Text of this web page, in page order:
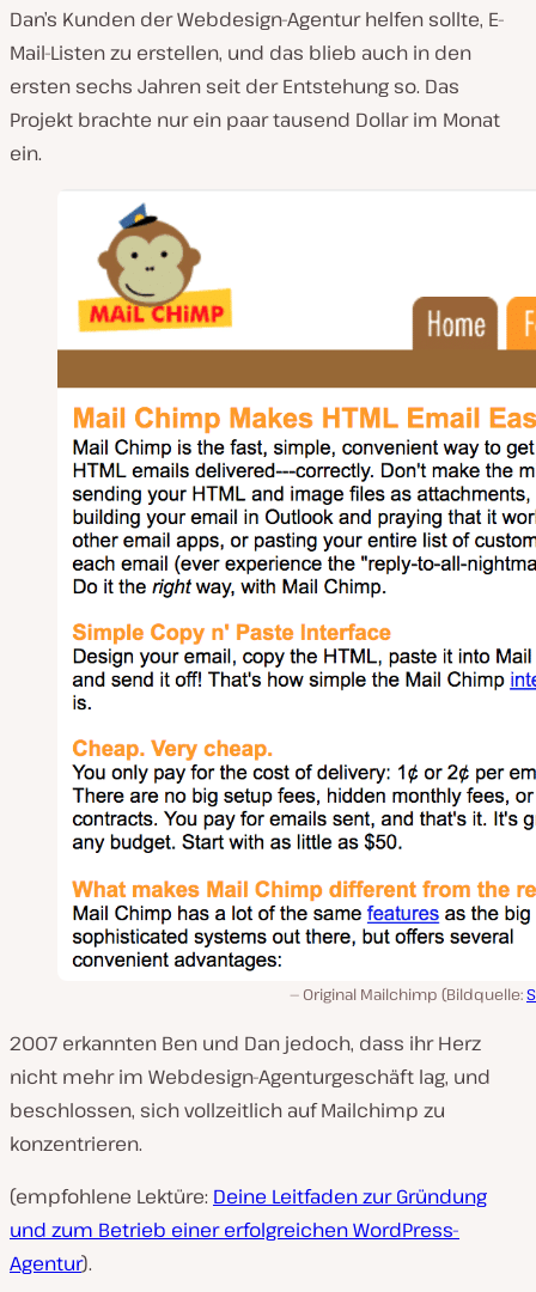
Dan’s Kunden der Webdesign-Agentur helfen sollte, E-
Mail-Listen zu erstellen, und das blieb auch in den
ersten sechs Jahren seit der Entstehung so. Das
Projekt brachte nur ein paar tausend Dollar im Monat
ein.
Original Mailchimp (Bildquelle:
2007 erkannten Ben und Dan jedoch, dass ihr Herz
nicht mehr im Webdesign-Agenturgeschäft lag, und
beschlossen, sich vollzeitlich auf Mailchimp zu
konzentrieren.
(empfohlene Lektüre: Deine Leitfaden zur Gründung
und zum Betrieb einer erfolgreichen WordPress-
Agentur).